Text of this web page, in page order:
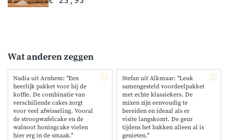
thuisbakker
eenvoudig de lekkerste zoete traktaties. Perfect voor bij de
Wat anderen zeggen
Nadia uit Arnhem: "Een
heerlijk pakket voor bij de
koffie. De combinatie van
verschillende cakes zorgt
voor veel afwisseling. Vooral
de stroopwafelcake en de
walnoot honingcake vielen
hier erg in de smaak."
Stefan uit Alkmaar: "Leuk
samengesteld voordeelpakket
met echte klassiekers. De
mixen zijn eenvoudig te
bereiden en ideaal als er
visite langskomt. De geur
tijdens het bakken alleen al is
genieten."